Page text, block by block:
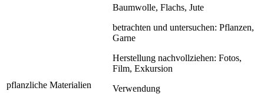
pflanzliche Materialien
Baumwolle, Flachs, Jute
betrachten und untersuchen: Pflanzen,
Garne
Herstellung nachvollziehen: Fotos,
Film, Exkursion
Verwendung